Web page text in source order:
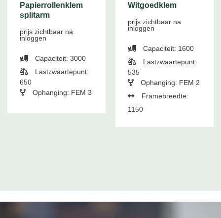
Papierrollenklem
splitarm
prijs zichtbaar na
inloggen
Capaciteit: 3000
Lastzwaartepunt:
650
Ophanging: FEM 3
Witgoedklem
prijs zichtbaar na
inloggen
Capaciteit: 1600
Lastzwaartepunt:
535
Ophanging: FEM 2
Framebreedte:
1150